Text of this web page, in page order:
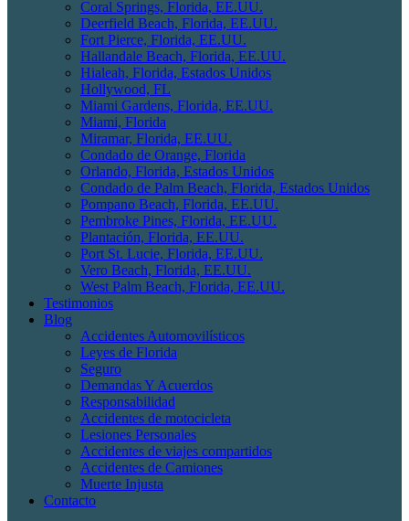
Coral Springs, Florida, EE.UU.
Deerfield Beach, Florida, EE.UU.
Fort Pierce, Florida, EE.UU.
Hallandale Beach, Florida, EE.UU.
Hialeah, Florida, Estados Unidos
Hollywood, FL
Miami Gardens, Florida, EE.UU.
Miami, Florida
Miramar, Florida, EE.UU.
Condado de Orange, Florida
Orlando, Florida, Estados Unidos
Condado de Palm Beach, Florida, Estados Unidos
Pompano Beach, Florida, EE.UU.
Pembroke Pines, Florida, EE.UU.
Plantación, Florida, EE.UU.
Port St. Lucie, Florida, EE.UU.
Vero Beach, Florida, EE.UU.
West Palm Beach, Florida, EE.UU.
Testimonios
Blog
Accidentes Automovilísticos
Leyes de Florida
Seguro
Demandas Y Acuerdos
Responsabilidad
Accidentes de motocicleta
Lesiones Personales
Accidentes de viajes compartidos
Accidentes de Camiones
Muerte Injusta
Contacto